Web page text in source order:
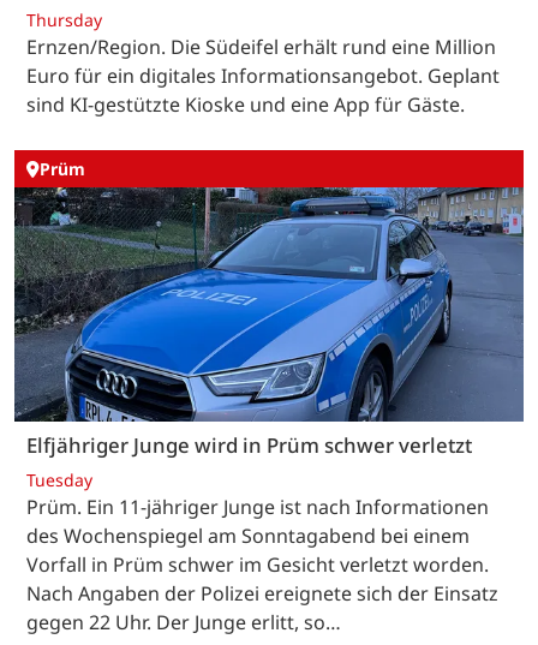
Thursday
Ernzen/Region. Die Südeifel erhält rund eine Million
Euro für ein digitales Informationsangebot. Geplant
sind KI-gestützte Kioske und eine App für Gäste.
Prüm
Elfjähriger Junge wird in Prüm schwer verletzt
Tuesday
Prüm. Ein 11-jähriger Junge ist nach Informationen
des Wochenspiegel am Sonntagabend bei einem
Vorfall in Prüm schwer im Gesicht verletzt worden.
Nach Angaben der Polizei ereignete sich der Einsatz
gegen 22 Uhr. Der Junge erlitt, so…